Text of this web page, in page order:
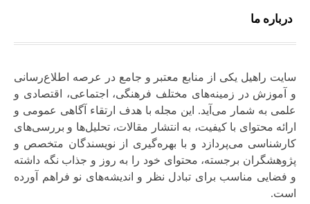
درباره ما
سایت راهیل یکی از منابع معتبر و جامع در عرصه اطلاع‌رسانی
و آموزش در زمینه‌های مختلف فرهنگی، اجتماعی، اقتصادی و
علمی به شمار می‌آید. این مجله با هدف ارتقاء آگاهی عمومی و
ارائه محتوای با کیفیت، به انتشار مقالات، تحلیل‌ها و بررسی‌های
کارشناسی می‌پردازد و با بهره‌گیری از نویسندگان متخصص و
پژوهشگران برجسته، محتوای خود را به‌ روز و جذاب نگه‌ داشته
و فضایی مناسب برای تبادل نظر و اندیشه‌های نو فراهم آورده
است.